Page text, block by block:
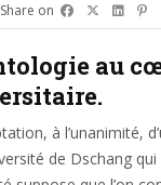
Share on
au
à
de Dschang